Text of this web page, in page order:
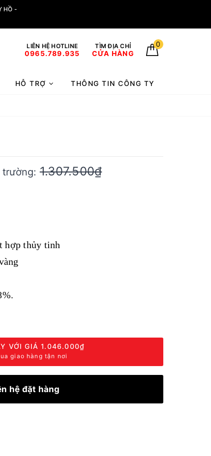
HỒ -
LIÊN HỆ HOTLINE
0965.789.935
TÌM ĐỊA CHỈ
CỬA HÀNG
0
HỖ TRỢ THÔNG TIN CÔNG TY
trường:1.307.500₫
hợp thủy tinh
VỚI GIÁ1.046.000₫
giao hàng tận nơi
hệ đặt hàng